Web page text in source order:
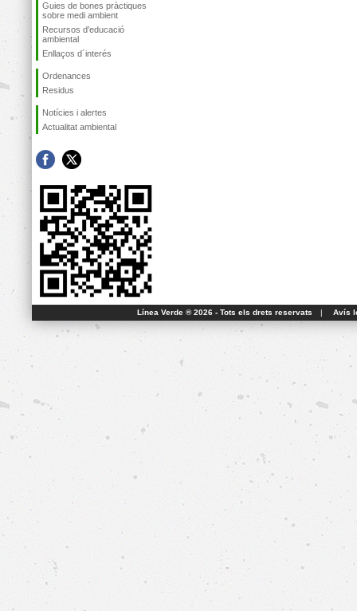
Guies de bones pràctiques
sobre medi ambient
Recursos d'educació
ambiental
Enllaços d´interés
Ordenances
Residus
Notícies i alertes
Actualitat ambiental
Línea Verde ® 2026 - Tots els drets reservats | Avís